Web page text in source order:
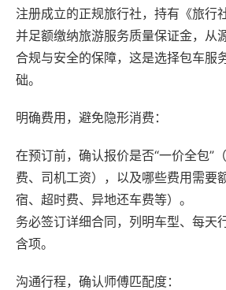
注册成立的正规旅行社，持有《旅行
并足额缴纳旅游服务质量保证金，从
合规与安全的保障，这是选择包车服
础。
明确费用，避免隐形消费‌：
在预订前，确认报价是否“一价全包”
费、司机工资），以及哪些费用需要
宿、超时费、异地还车费等）。
务必签订详细合同，列明车型、每天
含项。
沟通行程，确认师傅匹配度‌：